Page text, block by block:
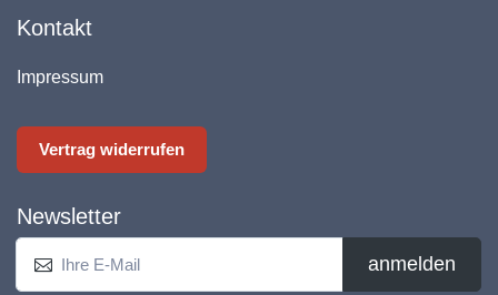
Kontakt
Impressum
Vertrag widerrufen
Newsletter
anmelden